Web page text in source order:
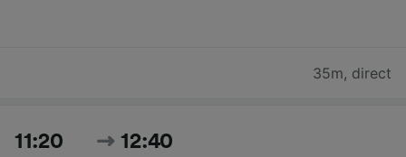
35m, direct
11:20 12:40